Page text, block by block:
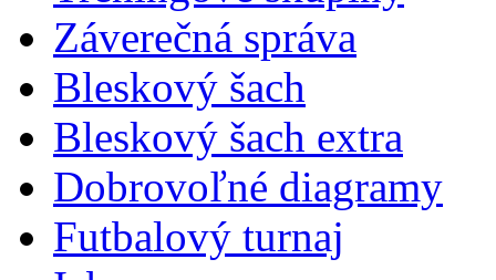
Záverečná správa
Bleskový šach
Bleskový šach extra
Dobrovoľné diagramy
Futbalový turnaj